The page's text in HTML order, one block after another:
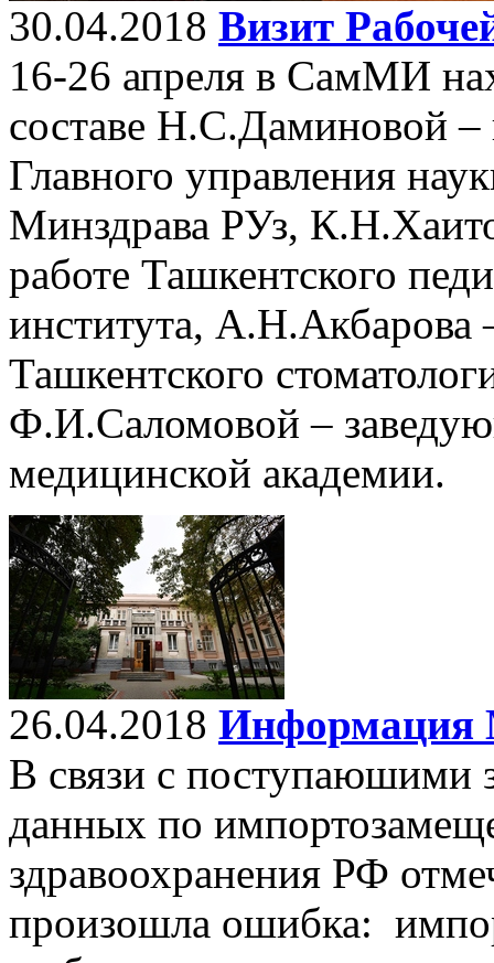
30.04.2018 Визит
16-26 апреля в СамМИ
составе Н.С.Даминовой –
Главного управления
Минздрава РУз,
работе Ташкентского
института, А.Н.Акбарова
Ташкентского
Ф.И.Саломовой –
медицинской академии.
26.04.2018 Информация
В связи с поступаюшими
данных по
здравоохранения РФ
произошла ошибка: